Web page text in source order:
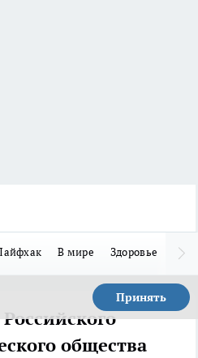
В мире Здоровье
Принять
общества